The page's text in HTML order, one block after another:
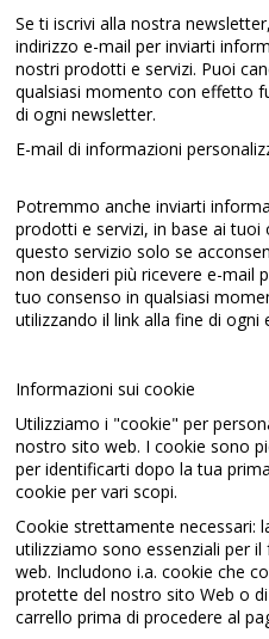
Se ti iscrivi alla nostra
indirizzo e-mail per inviarti
nostri prodotti e servizi. Puoi
qualsiasi momento con effetto
di ogni newsletter.
E-mail di informazioni
Potremmo anche inviarti
prodotti e servizi, in base ai tuoi
questo servizio solo se
non desideri più ricevere e-mail
tuo consenso in qualsiasi
utilizzando il link alla fine di ogni
Informazioni sui cookie
Utilizziamo i "cookie" per
nostro sito web. I cookie sono
per identificarti dopo la tua
cookie per vari scopi.
Cookie strettamente necessari:
utilizziamo sono essenziali per
web. Includono i.a. cookie che
protette del nostro sito Web o
carrello prima di procedere al